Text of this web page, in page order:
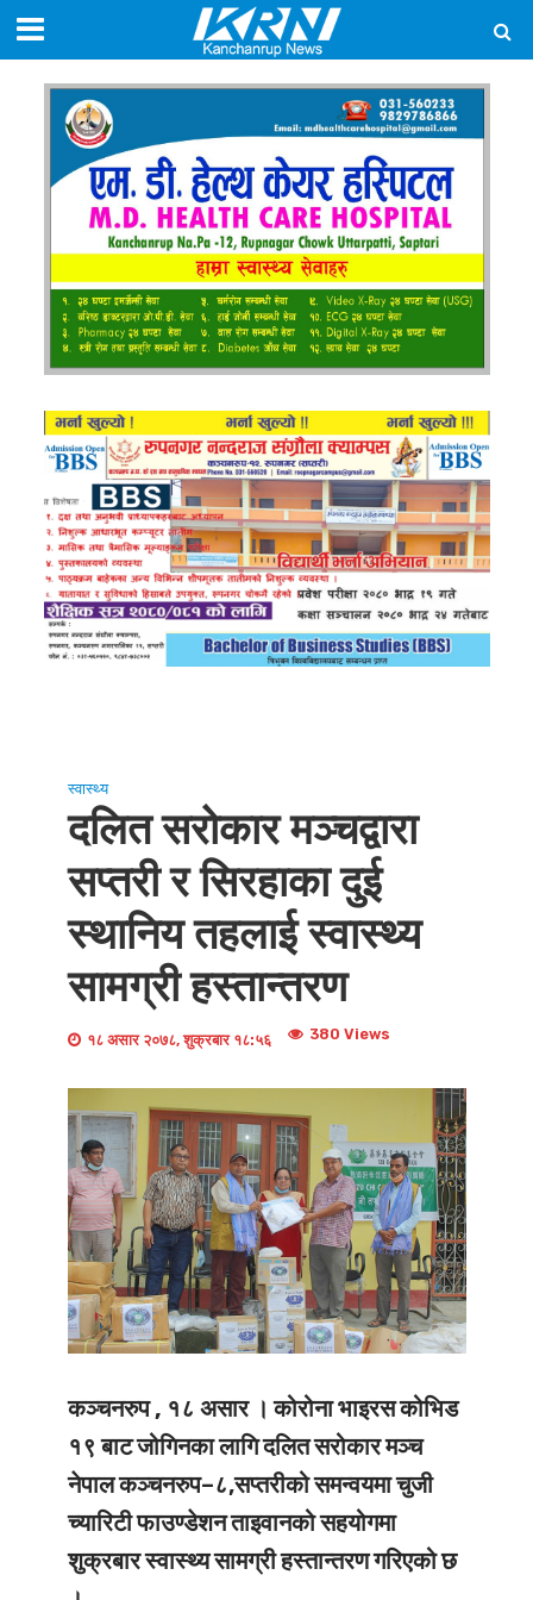
स्वास्थ्य
दलित सरोकार मञ्चद्वारा
सप्तरी र सिरहाका दुई
स्थानिय तहलाई स्वास्थ्य
सामग्री हस्तान्तरण
१८ असार २०७८, शुक्रबार १८:५६ 380 Views
कञ्चनरुप , १८ असार । कोरोना भाइरस कोभिड
१९ बाट जोगिनका लागि दलित सरोकार मञ्च
नेपाल कञ्चनरुप–८,सप्तरीको समन्वयमा चुजी
च्यारिटी फाउण्डेशन ताइवानको सहयोगमा
शुक्रबार स्वास्थ्य सामग्री हस्तान्तरण गरिएको छ